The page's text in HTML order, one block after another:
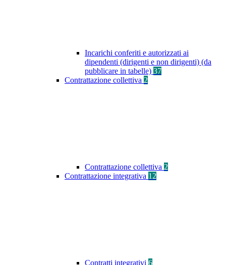
Incarichi conferiti e autorizzati ai
dipendenti (dirigenti e non dirigenti) (da
pubblicare in tabelle) 37
Contrattazione collettiva 2
Contrattazione collettiva 2
Contrattazione integrativa 12
Contratti integrativi 6